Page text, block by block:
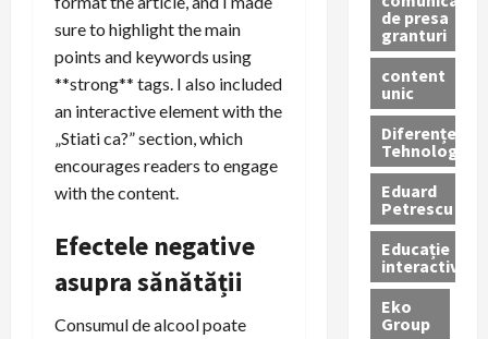
sure to highlight the main
points and keywords using
**strong** tags. I also included
an interactive element with the
„Stiati ca?” section, which
encourages readers to engage
with the content.
Efectele negative
asupra sănătății
Consumul de alcool poate
de presa
granturi
content
unic
Diferențe
Tehnologice
Eduard
Petrescu
Educație
interactivă
Eko
Group